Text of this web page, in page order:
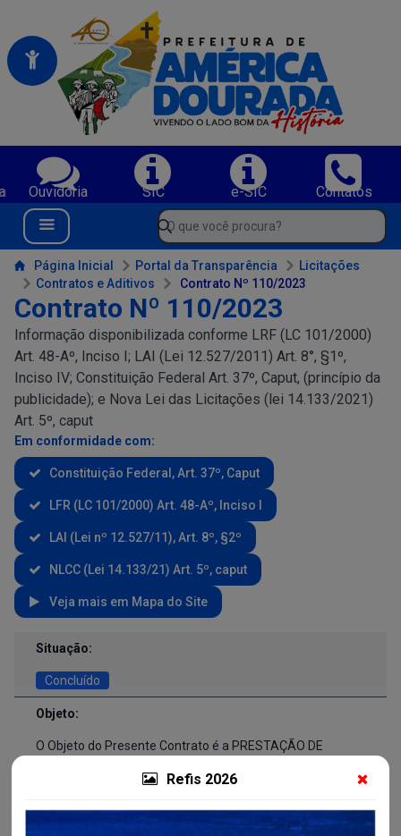
Portal da Prefeitura Municipal de America Dourada-BA
Refis 2026
Serviços da Prefeitura Municipal de America Dourada-BA;
Ouvidoria SIC e-SIC
Contatos
Navegue pelo portal da Prefeitura de America Dourada-BA
Menu Bar
O que você procura?
Conteúdo da Prefeitura de America Dourada-BA
Página Inicial Portal da Transparência
Licitações
Contratos e Aditivos
Contrato Nº 110/2023
Contrato Nº 110/2023
Informação disponibilizada conforme LRF (LC 101/2000)
Art. 48-Aº, Inciso I; LAI (Lei 12.527/2011) Art. 8°, §1º,
Inciso IV; Constituição Federal Art. 37º, Caput, (princípio da
publicidade); e Nova Lei das Licitações (lei 14.133/2021)
Art. 5º, caput
Em conformidade com:
Constituição Federal, Art. 37º, Caput
LFR (LC 101/2000) Art. 48-Aº, Inciso I
LAI (Lei nº 12.527/11), Art. 8º, §2º
NLCC (Lei 14.133/21) Art. 5º, caput
Veja mais em Mapa do Site
Contratos e Aditivos
Situação:
Concluído
Objeto:
O Objeto do Presente Contrato é a PRESTAÇÃO DE
HS/semanais, no âmbito das unidades de saúde da
acordo com os quantitativos e especificações constantes